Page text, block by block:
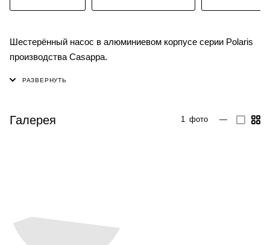
Шестерённый насос в алюминиевом корпусе серии Polaris
производства Casappa.
Галерея 1 фото —